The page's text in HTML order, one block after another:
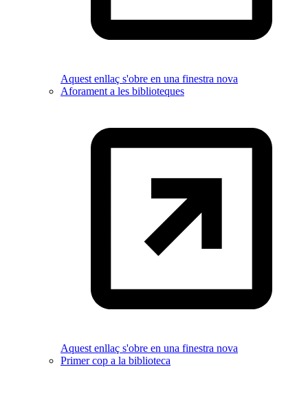
Aquest enllaç s'obre en una finestra nova
Aforament a les biblioteques
Aquest enllaç s'obre en una finestra nova
Primer cop a la biblioteca